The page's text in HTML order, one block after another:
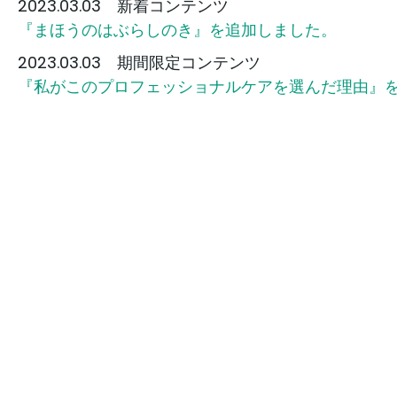
2023.03.03 新着コンテンツ
『まほうのはぶらしのき』を追加しました。
2023.03.03 期間限定コンテンツ
『私がこのプロフェッショナルケアを選んだ理由』